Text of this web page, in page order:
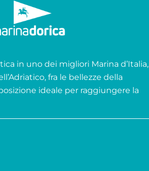
in uno dei migliori Marina d’Italia,
fra le bellezze della
ideale per raggiungere la